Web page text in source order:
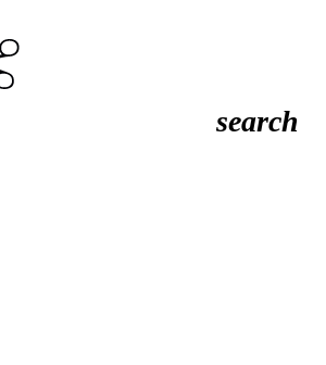
search